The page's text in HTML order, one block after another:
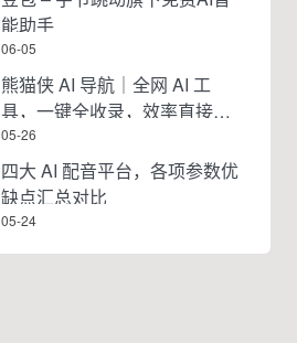
能助手
06-05
熊猫侠 AI 导航｜全网 AI 工
具，一键全收录，效率直接拉
满
05-26
四大 AI 配音平台，各项参数优
缺点汇总对比
05-24